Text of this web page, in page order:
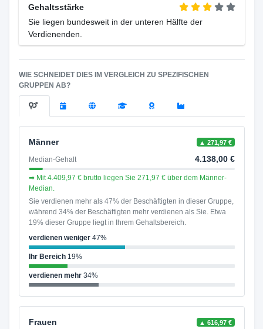
Gehaltsstärke
Sie liegen bundesweit in der unteren Hälfte der
Verdienenden.
WIE SCHNEIDET DIES IM VERGLEICH ZU SPEZIFISCHEN
GRUPPEN AB?
Männer ▲ 271,97 €
Median-Gehalt 4.138,00 €
➡ Mit 4.409,97 € brutto liegen Sie 271,97 € über dem Männer-
Median.
Sie verdienen mehr als 47% der Beschäftigten in dieser Gruppe,
während 34% der Beschäftigten mehr verdienen als Sie. Etwa
19% dieser Gruppe liegt in Ihrem Gehaltsbereich.
verdienen weniger47%
Ihr Bereich19%
verdienen mehr34%
Frauen ▲ 616,97 €